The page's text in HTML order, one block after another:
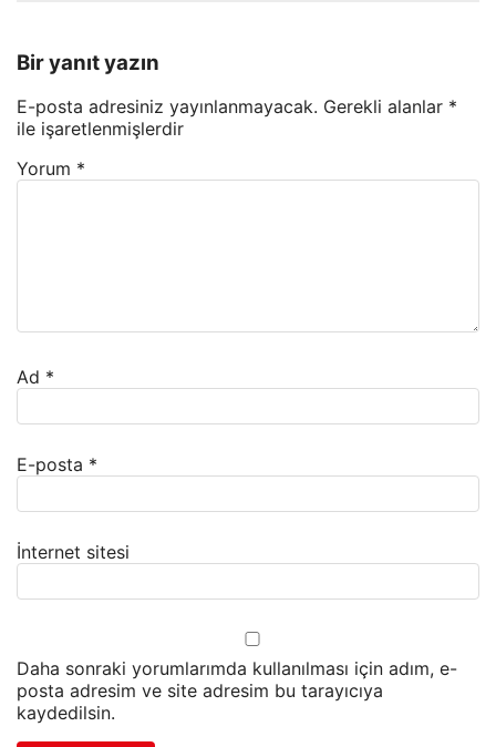
Bir yanıt yazın
E-posta adresiniz yayınlanmayacak. Gerekli alanlar *
ile işaretlenmişlerdir
Yorum *
Ad *
E-posta *
İnternet sitesi
Daha sonraki yorumlarımda kullanılması için adım, e-
posta adresim ve site adresim bu tarayıcıya
kaydedilsin.